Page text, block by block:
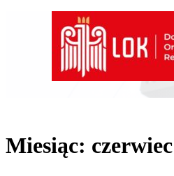
Miesiąc: